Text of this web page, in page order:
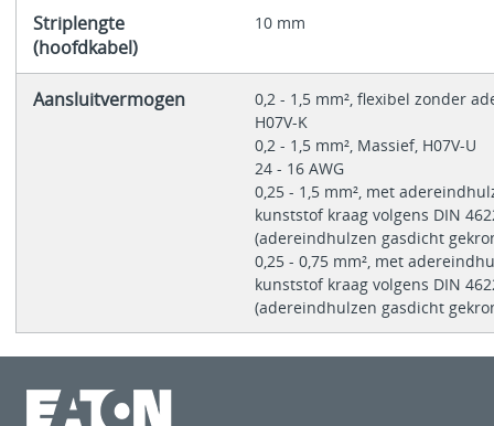
Striplengte
(hoofdkabel)
10 mm
Aansluitvermogen
0,2 - 1,5 mm², flexibel zonder
H07V-K
0,2 - 1,5 mm², Massief, H07V-U
24 - 16 AWG
0,25 - 1,5 mm², met
kunststof kraag volgens DIN
(adereindhulzen gasdicht
0,25 - 0,75 mm², met
kunststof kraag volgens DIN
(adereindhulzen gasdicht